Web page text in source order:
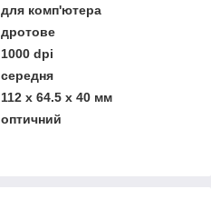
для комп'ютера
дротове
1000 dpi
середня
112 х 64.5 х 40 мм
оптичний